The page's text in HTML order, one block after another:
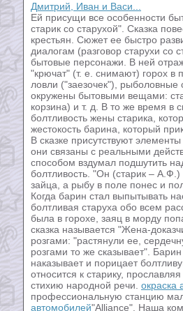
Дмитрий, Иван и Васи...
Ей присущи все особенности
старик со старухой". Сказка
крестьян. Сюжет ее быстро
диалогам (разговор старухи со
бытовые персонажи. В ней
"крючат" (т. е. снимают) горох в
ловли ("заезочек"), рыболовные
окружены бытовыми вещами:
корзина) и т. д. В то же время в
болтливость жены старика,
жестокость барина, который
В сказке присутствуют
они связаны с реальными
способом вздумал подшутить
болтливость. "Он (старик –
зайца, а рыбу в поле понес и
Когда барин стал выпытывать
болтливая старуха обо всем
была в горохе, заяц в морду
сказка называется "Жена-
розгами: "растянули ее,
розгами то же сказывает".
наказывает и порицает
относится к старику,
стихию народной речи. окраска
профессиональную станцию
автомобилей"Alliance". Наша